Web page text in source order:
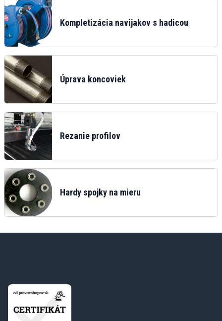
Kompletizácia navijakov s hadicou
Úprava koncoviek
Rezanie profilov
Hardy spojky na mieru